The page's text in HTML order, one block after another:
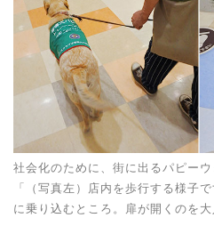
社会化のために、街に出るパピーウ
「（写真左）店内を歩行する様子
に乗り込むところ。扉が開くのを大